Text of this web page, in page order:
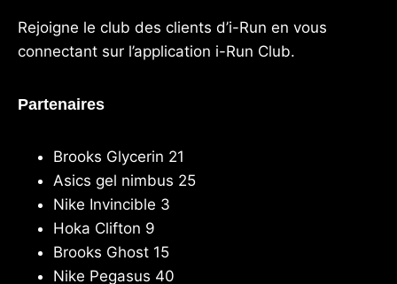
Rejoigne le club des clients d’i-Run en vous
connectant sur l’application i-Run Club.
Partenaires
Brooks Glycerin 21
Asics gel nimbus 25
Nike Invincible 3
Hoka Clifton 9
Brooks Ghost 15
Nike Pegasus 40